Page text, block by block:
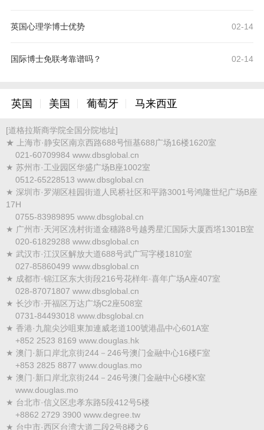
英国心理学博士优势 02-14
国际博士免联考靠谱吗？ 02-14
英国 美国 葡萄牙 马来西亚
[道格拉斯商学院全国分院地址]
★ 上海市·静安区南京西路688号恒基688广场16楼1620室
021-60709984 www.dbsglobal.cn
★ 苏州市·工业园区华盛广场B座1002室
0512-65228513 www.dbsglobal.cn
★ 深圳市·罗湖区桂园街道人民桥社区和平路3001号鸿隆世纪广场B座
17H
0755-83989895 www.dbsglobal.cn
★ 广州市·天河区冼村街道金穗路8号越秀星汇国际大厦西塔1301B室
020-61829288 www.dbsglobal.cn
★ 武汉市·江汉区解放大道688号武广写字楼1810室
027-85860499 www.dbsglobal.cn
★ 成都市·锦江区东大街段216号花样年·喜年广场A座407室
028-87071807 www.dbsglobal.cn
★ 长沙市·开福区万达广场C2座508室
0731-84493018 www.dbsglobal.cn
★ 香港·九龍尖沙咀東加連威老道100號港晶中心601A室
+852 2523 8169 www.douglas.hk
★ 澳门·新口岸北京街244－246号澳门金融中心16楼F室
+853 2825 8877 www.douglas.mo
★ 澳门·新口岸北京街244－246号澳门金融中心6楼K室
www.douglas.mo
★ 台北市·信义区忠孝东路5段412号5楼
+8862 2729 3900 www.degree.tw
★ 台中市·西区台湾大道二段2号8楼之6